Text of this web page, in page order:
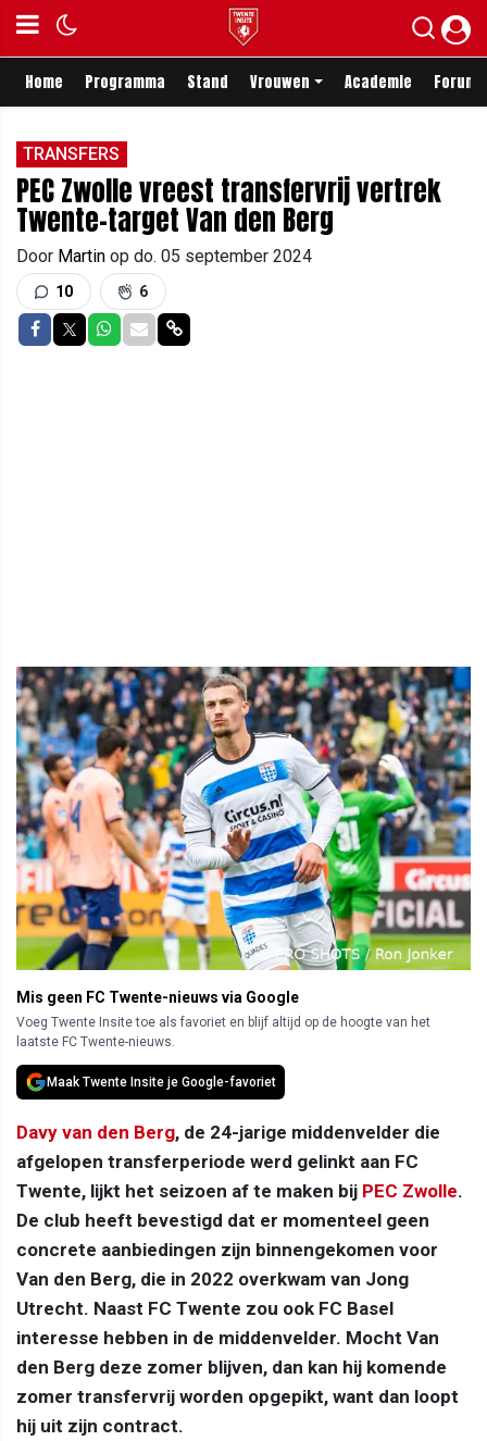
Home Programma Stand Vrouwen Academie Forum
TRANSFERS
PEC Zwolle vreest transfervrij vertrek
Twente-target Van den Berg
Door Martin op do. 05 september 2024
10 6
Delen op Facebook
Delen op Twitter
Delen op Whatsapp
Delen via Mail
Delen via link
Mis geen FC Twente-nieuws via Google
Voeg Twente Insite toe als favoriet en blijf altijd op de hoogte van het
laatste FC Twente-nieuws.
Maak Twente Insite je Google-favoriet
Davy van den Berg, de 24-jarige middenvelder die
afgelopen transferperiode werd gelinkt aan FC
Twente, lijkt het seizoen af te maken bij PEC Zwolle.
De club heeft bevestigd dat er momenteel geen
concrete aanbiedingen zijn binnengekomen voor
Van den Berg, die in 2022 overkwam van Jong
Utrecht. Naast FC Twente zou ook FC Basel
interesse hebben in de middenvelder. Mocht Van
den Berg deze zomer blijven, dan kan hij komende
zomer transfervrij worden opgepikt, want dan loopt
hij uit zijn contract.